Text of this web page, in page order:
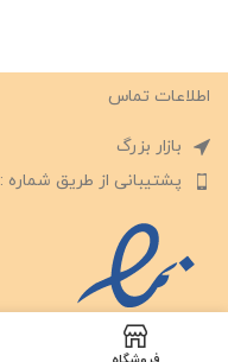
اطلاعات تماس
بازار بزرگ
پشتیبانی از طریق شماره : 02191031725